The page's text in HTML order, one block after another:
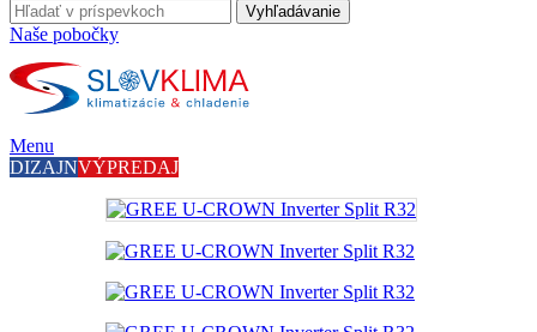
Vyhľadávanie
Naše pobočky
Menu
DIZAJNVÝPREDAJ